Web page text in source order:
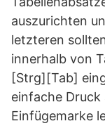
auszurichten
letzteren
innerhalb von
[Strg][Tab]
einfache
Einfügemarke